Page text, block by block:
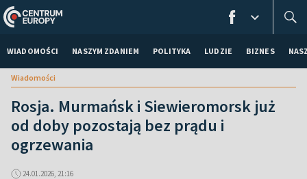
WIADOMOŚCI NASZYM ZDANIEM POLITYKA LUDZIE BIZNES
Wiadomości
Rosja. Murmańsk i Siewieromorsk już
od doby pozostają bez prądu i
ogrzewania
24.01.2026, 21:16